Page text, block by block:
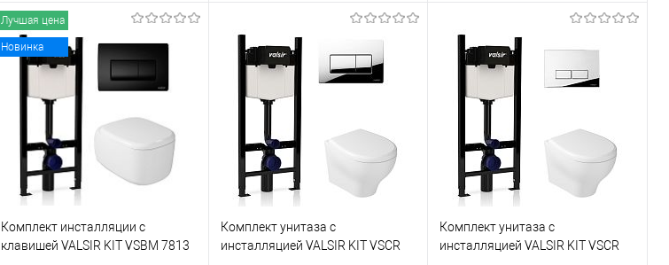
В корзину
Купить в 1 клик
Сравнение
В избранное
В наличии
В корзину
Купить в 1 клик
Сравнение
В избранное
В корзину
Купить в 1 клик
Сравнение
В избранное
Лучшая цена
Новинка
Комплект инсталляции с
клавишей VALSIR KIT VSBM 7813
Комплект унитаза с
инсталляцией VALSIR KIT VSCR
Комплект унитаза с
инсталляцией VALSIR KIT VSCR